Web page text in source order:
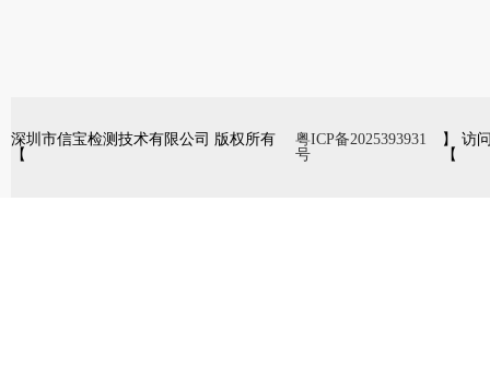
深圳市信宝检测技术有限公司 版权所有
【
粤ICP备2025393931
号
】 访
【